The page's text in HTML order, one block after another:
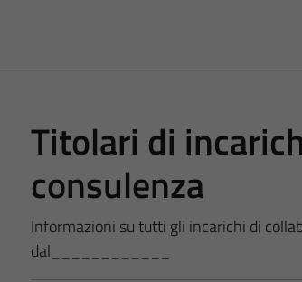
Titolari di
consulenza
Informazioni su tutti gli incarichi di
dal____________